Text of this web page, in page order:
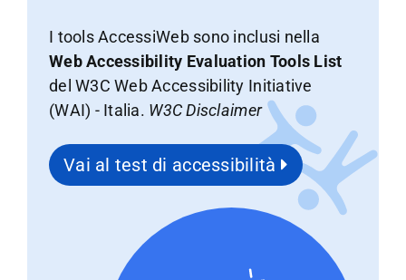
I tools AccessiWeb sono inclusi nella
Web Accessibility Evaluation Tools List
del W3C Web Accessibility Initiative
(WAI) - Italia. W3C Disclaimer
Vai al test di accessibilità